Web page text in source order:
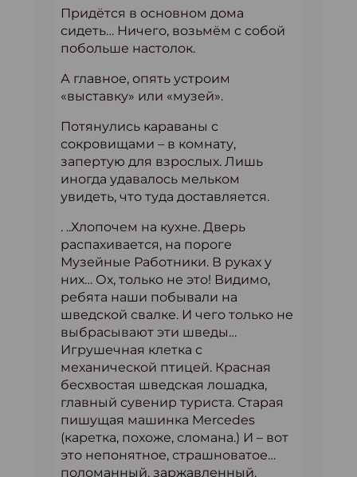
Придётся в основном дома
сидеть… Ничего, возьмём с собой
побольше настолок.
А главное, опять устроим
«выставку» или «музей».
Потянулись караваны с
сокровищами – в комнату,
запертую для взрослых. Лишь
иногда удавалось мельком
увидеть, что туда доставляется.
. ..Хлопочем на кухне. Дверь
распахивается, на пороге
Музейные Работники. В руках у
них… Ох, только не это! Видимо,
ребята наши побывали на
шведской свалке. И чего только не
выбрасывают эти шведы…
Игрушечная клетка с
механической птицей. Красная
бесхвостая шведская лошадка,
главный сувенир туриста. Старая
пишущая машинка Mercedes
(каретка, похоже, сломана.) И – вот
это непонятное, страшноватое…
поломанный, заржавленный,